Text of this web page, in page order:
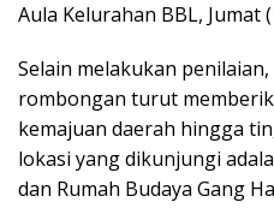
Aula Kelurahan BBL, Jumat
Selain melakukan
rombongan turut
kemajuan daerah hingga
lokasi yang dikunjungi
dan Rumah Budaya Gang